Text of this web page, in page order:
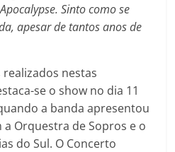
Sinto como se
apesar de tantos anos de
nestas
se o show no dia 11
a banda apresentou
Orquestra de Sopros e o
do Sul. O Concerto